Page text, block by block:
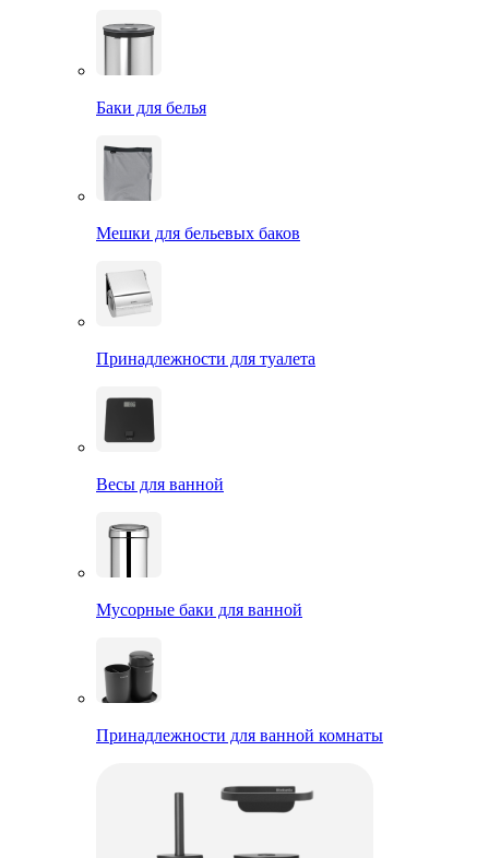
Баки для белья
Мешки для бельевых баков
Принадлежности для туалета
Весы для ванной
Мусорные баки для ванной
Принадлежности для ванной комнаты